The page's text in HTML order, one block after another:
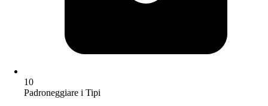
10
Padroneggiare i Tipi